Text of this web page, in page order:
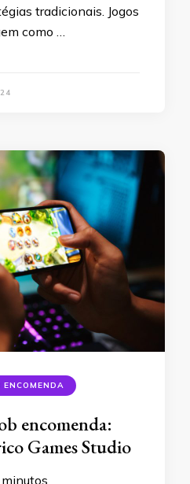
tradicionais. Jogos
como …
encomenda:
Games Studio
minutos